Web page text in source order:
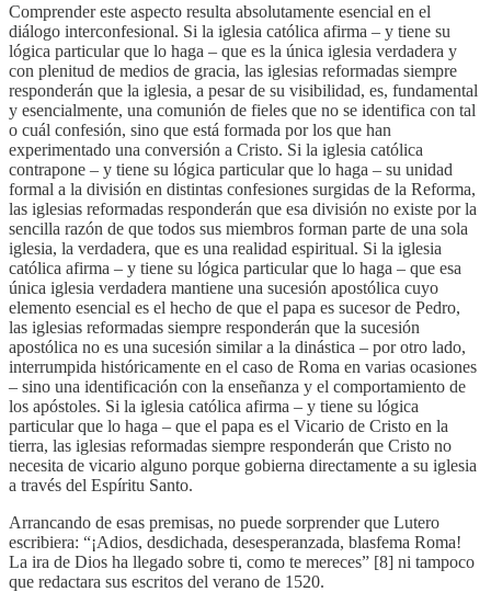
Comprender este aspecto resulta absolutamente esencial en el
diálogo interconfesional. Si la iglesia católica afirma – y tiene su
lógica particular que lo haga – que es la única iglesia verdadera y
con plenitud de medios de gracia, las iglesias reformadas siempre
responderán que la iglesia, a pesar de su visibilidad, es, fundamental
y esencialmente, una comunión de fieles que no se identifica con tal
o cuál confesión, sino que está formada por los que han
experimentado una conversión a Cristo. Si la iglesia católica
contrapone – y tiene su lógica particular que lo haga – su unidad
formal a la división en distintas confesiones surgidas de la Reforma,
las iglesias reformadas responderán que esa división no existe por la
sencilla razón de que todos sus miembros forman parte de una sola
iglesia, la verdadera, que es una realidad espiritual. Si la iglesia
católica afirma – y tiene su lógica particular que lo haga – que esa
única iglesia verdadera mantiene una sucesión apostólica cuyo
elemento esencial es el hecho de que el papa es sucesor de Pedro,
las iglesias reformadas siempre responderán que la sucesión
apostólica no es una sucesión similar a la dinástica – por otro lado,
interrumpida históricamente en el caso de Roma en varias ocasiones
– sino una identificación con la enseñanza y el comportamiento de
los apóstoles. Si la iglesia católica afirma – y tiene su lógica
particular que lo haga – que el papa es el Vicario de Cristo en la
tierra, las iglesias reformadas siempre responderán que Cristo no
necesita de vicario alguno porque gobierna directamente a su iglesia
a través del Espíritu Santo.
Arrancando de esas premisas, no puede sorprender que Lutero
escribiera: “¡Adios, desdichada, desesperanzada, blasfema Roma!
La ira de Dios ha llegado sobre ti, como te mereces” [8] ni tampoco
que redactara sus escritos del verano de 1520.